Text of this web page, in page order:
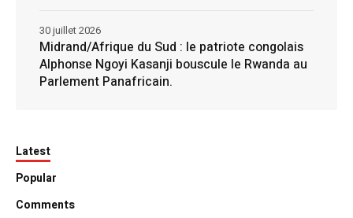
Midrand/Afrique du Sud : le patriote congolais
Alphonse Ngoyi Kasanji bouscule le Rwanda au
Parlement Panafricain.
30 juillet 2026
Latest
Popular
Comments